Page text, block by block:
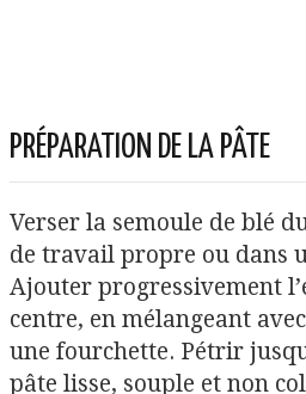
PRÉPARATION DE LA PÂTE
Verser la semoule de blé
de travail propre ou dans
Ajouter progressivement
centre, en mélangeant
une fourchette. Pétrir
pâte lisse, souple et non